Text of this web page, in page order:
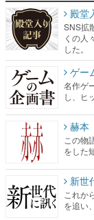
殿堂
SNS拡
くの人
した。
ゲー
名作ゲ
し、ヒ
赫本
この物
をした
新世
これか
を追い